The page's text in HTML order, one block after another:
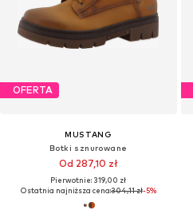
OFERTA
MUSTANG
Botki sznurowane
Od 287,10 zł
Pierwotnie: 319,00 zł
Ostatnia najniższa cena:304,11 zł-5%